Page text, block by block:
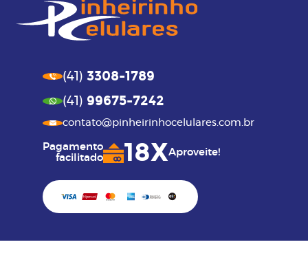
(41) 3308-1789
(41) 99675-7242
contato@pinheirinhocelulares.com.br
Pagamento
facilitado
18XAproveite!